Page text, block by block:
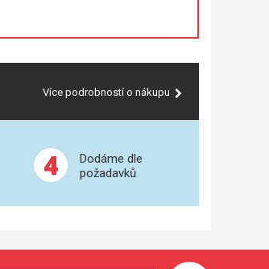
Více podrobností o nákupu
4
Dodáme dle
požadavků